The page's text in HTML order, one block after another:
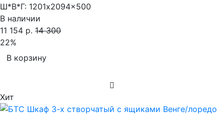
Ш*В*Г: 1201x2094x500
В наличии
11 154 р. 14 300
22%
В корзину
Хит